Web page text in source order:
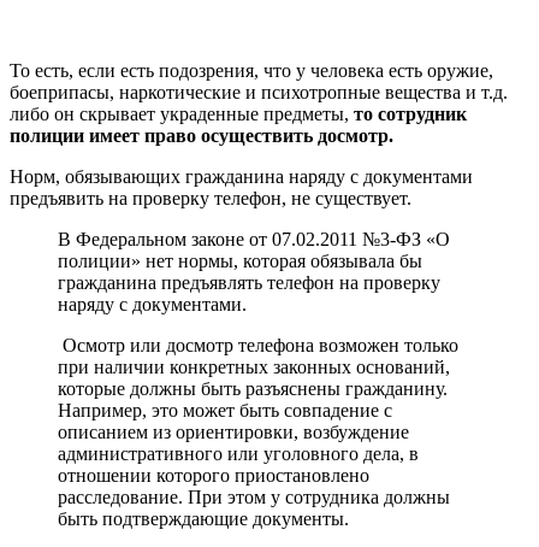
То есть, если есть подозрения, что у человека есть оружие,
боеприпасы, наркотические и психотропные вещества и т.д.
либо он скрывает украденные предметы, то сотрудник
полиции имеет право осуществить досмотр.
Норм, обязывающих гражданина наряду с документами
предъявить на проверку телефон, не существует.
В Федеральном законе от 07.02.2011 №3-ФЗ «О
полиции» нет нормы, которая обязывала бы
гражданина предъявлять телефон на проверку
наряду с документами.
Осмотр или досмотр телефона возможен только
при наличии конкретных законных оснований,
которые должны быть разъяснены гражданину.
Например, это может быть совпадение с
описанием из ориентировки, возбуждение
административного или уголовного дела, в
отношении которого приостановлено
расследование. При этом у сотрудника должны
быть подтверждающие документы.